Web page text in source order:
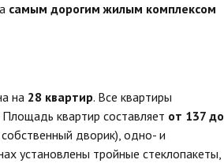
самым дорогим жилым комплексом
на 28 квартир. Все квартиры
квартир составляет от 137 до
дворик), одно- и
установлены тройные стеклопакеты,